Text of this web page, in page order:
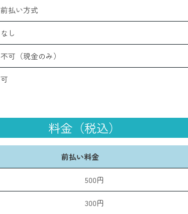
前払い方式
なし
不可（現金のみ）
可
料金（税込）
前払い料金
500円
300円